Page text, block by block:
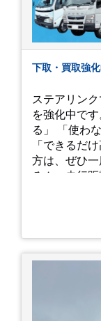
下取・買取強化
ステアリン
を強化中です。 「車両の入れ替えを検討
る」 「使わ
「できるだけ高
方は、ぜひ一度ご
ろん、走行
ただいてお
た高価買取